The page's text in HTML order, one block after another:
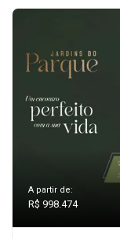
A partir de:
R$ 998.474